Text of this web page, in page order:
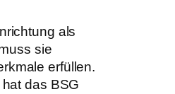
als
sie
erfüllen.
das BSG